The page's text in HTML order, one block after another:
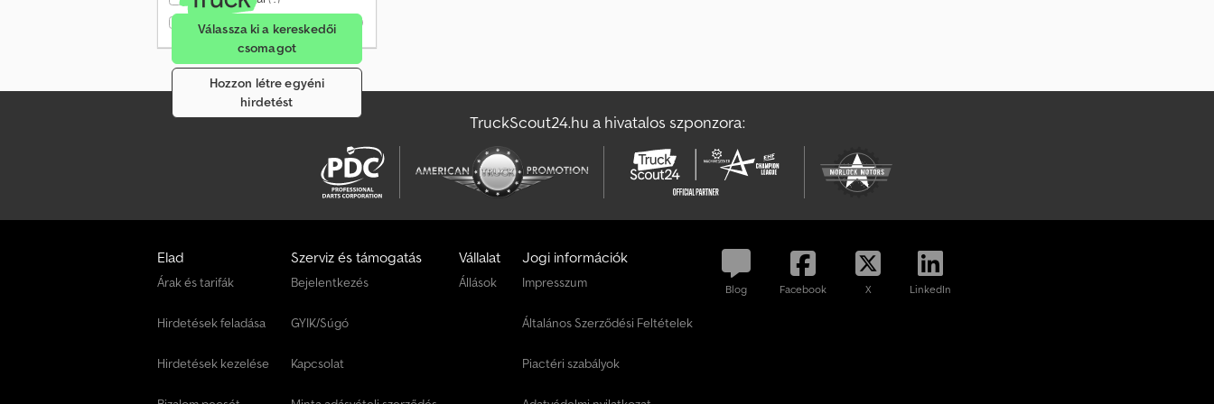
Csak ellenőrzött kereskedők (0)
Válassza ki a kereskedői
csomagot
Hozzon létre egyéni
hirdetést
TruckScout24.hu a hivatalos szponzora:
Elad
Árak és tarifák
Hirdetések feladása
Hirdetések kezelése
Szerviz és támogatás
Bejelentkezés
GYIK/Súgó
Kapcsolat
Vállalat
Állások
Jogi információk
Impresszum
Általános Szerződési Feltételek
Piactéri szabályok
Blog Facebook X LinkedIn